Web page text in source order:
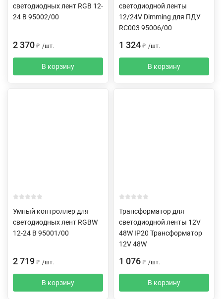
светодиодных лент RGB 12-
24 В 95002/00
2 370 ₽ /шт.
В корзину
светодиодной ленты
12/24V Dimming для ПДУ
RC003 95006/00
1 324 ₽ /шт.
В корзину
Умный контроллер для
светодиодных лент RGBW
12-24 В 95001/00
2 719 ₽ /шт.
В корзину
Трансформатор для
светодиодной ленты 12V
48W IP20 Трансформатор
12V 48W
1 076 ₽ /шт.
В корзину